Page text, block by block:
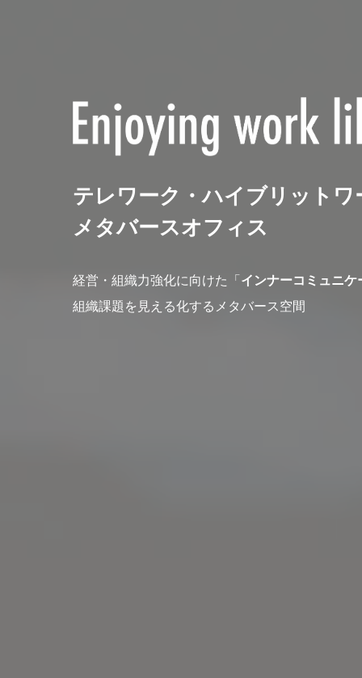
テレワーク・ハイブリットワ
メタバースオフィス
経営・組織力強化に向けた「 インナーコミュニケ
組織課題を見える化するメタバース空間